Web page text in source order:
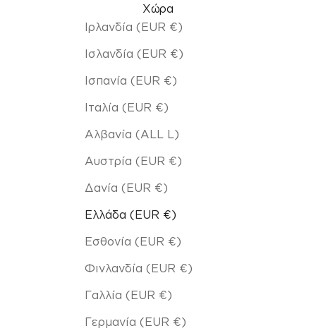
Χώρα
Ιρλανδία (EUR €)
Ισλανδία (EUR €)
Ισπανία (EUR €)
Ιταλία (EUR €)
Αλβανία (ALL L)
Αυστρία (EUR €)
Δανία (EUR €)
Ελλάδα (EUR €)
Εσθονία (EUR €)
Φινλανδία (EUR €)
Γαλλία (EUR €)
Γερμανία (EUR €)